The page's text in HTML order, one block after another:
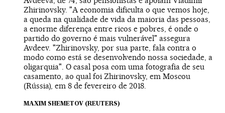
Zhirinovsky. "A economia dificulta o que vemos hoje,
a queda na qualidade de vida da maioria das pessoas,
a enorme diferença entre ricos e pobres, é onde o
partido do governo é mais vulnerável" assegura
Avdeev. "Zhirinovsky, por sua parte, fala contra o
modo como está se desenvolvendo nossa sociedade, a
oligarquia". O casal posa com uma fotografia de seu
casamento, ao qual foi Zhirinovsky, em Moscou
(Rússia), em 8 de fevereiro de 2018.
MAXIM SHEMETOV (REUTERS)